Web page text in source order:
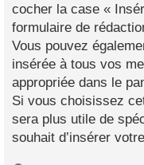
cocher la case «
formulaire de
Vous pouvez
insérée à tous vos
appropriée dans le
Si vous choisissez
sera plus utile de
souhait d’insérer